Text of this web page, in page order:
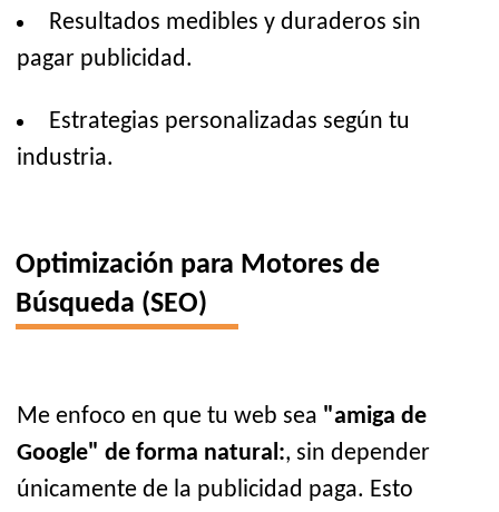
Resultados medibles y duraderos sin
pagar publicidad.
Estrategias personalizadas según tu
industria.
Optimización para Motores de
Búsqueda (SEO)
Me enfoco en que tu web sea "amiga de
Google" de forma natural:, sin depender
únicamente de la publicidad paga. Esto